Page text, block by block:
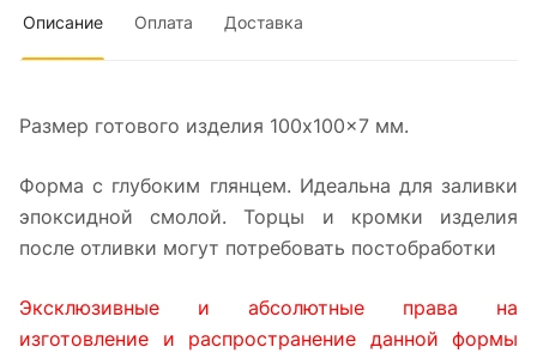
Описание Оплата Доставка
Размер готового изделия 100x100x7 мм.
Форма с глубоким глянцем. Идеальна для заливки
эпоксидной смолой. Торцы и кромки изделия
после отливки могут потребовать постобработки
Эксклюзивные и абсолютные права на
изготовление и распространение данной формы